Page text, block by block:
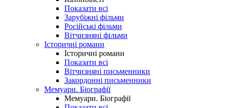
Показати всі
Зарубіжні фільми
Російські фільми
Вітчизняні фільми
Історичні романи
Історичні романи
Показати всі
Вітчизняні письменники
Закордонні письменники
Мемуари. Біографії
Мемуари. Біографії